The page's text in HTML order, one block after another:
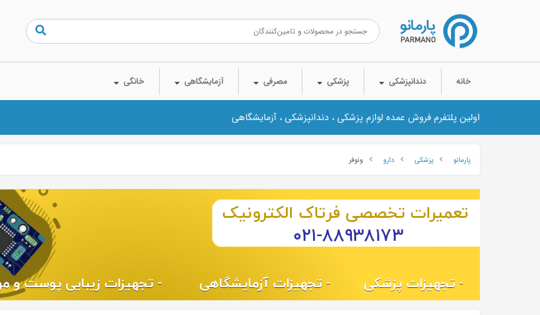
خانه دندانپزشکی پزشکی مصرفی آزمایشگاهی خانگی
اولین پلتفرم فروش عمده لوازم پزشکی ، دندانپزشکی ، آزمایشگاهی
پارمانو پزشکی دارو ونوفر